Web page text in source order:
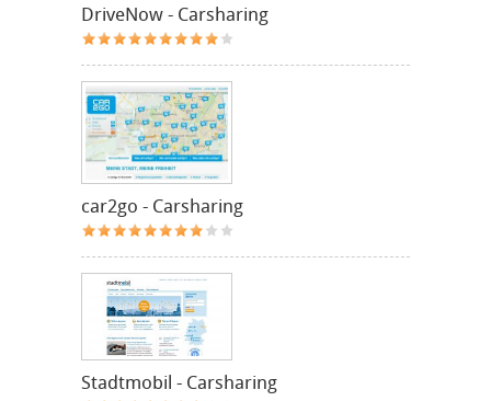
DriveNow - Carsharing
car2go - Carsharing
Stadtmobil - Carsharing